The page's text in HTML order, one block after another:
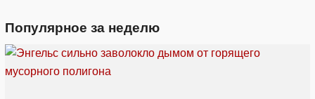
Популярное за неделю